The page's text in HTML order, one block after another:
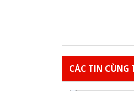
CÁC TIN CÙNG